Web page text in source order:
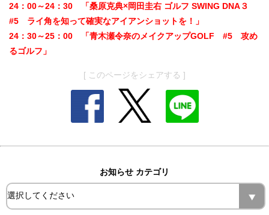
24：00～24：30 「桑原克典×岡田圭右 ゴルフ SWING DNA３
#5 ライ角を知って確実なアイアンショットを！」
24：30～25：00 「青木瀬令奈のメイクアップGOLF #5 攻め
るゴルフ」
[ このページをシェアする ]
お知らせ カテゴリ